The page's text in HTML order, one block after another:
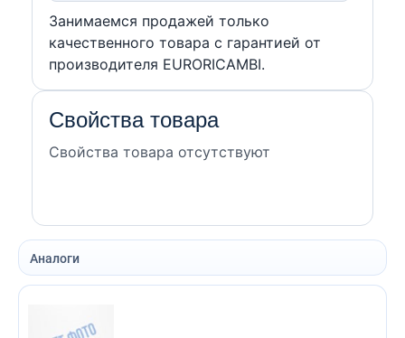
Занимаемся продажей только
качественного товара с гарантией от
производителя EURORICAMBI.
Свойства товара
Свойства товара отсутствуют
Аналоги